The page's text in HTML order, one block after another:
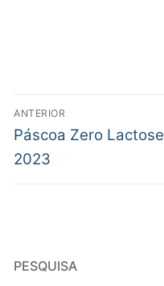
ANTERIOR
Páscoa Zero Lactose
2023
PESQUISA